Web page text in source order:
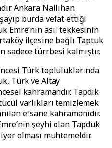
Ankara Nallıhan
burda vefat ettiği
Emre’nin asıl tekkesinin
ilçesine bağlı Taptuk
sadece türrbesi kalmıştır.
Türk topluluklarında
Türk ve Altay
kahramandır. Tapdık
varlıkları temizlemek
efsane kahramanıdır.
şeyhi olan Tapduk
olması muhtemeldir.